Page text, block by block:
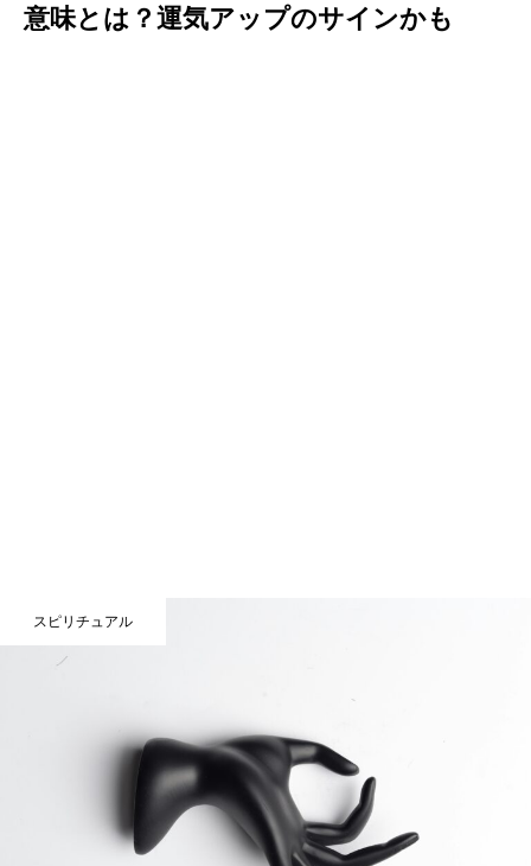
意味とは？運気アップのサインかも
スピリチュアル